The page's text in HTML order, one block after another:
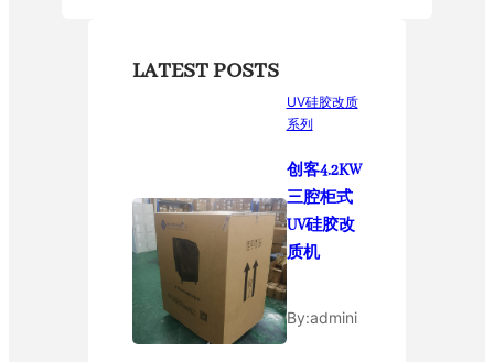
LATEST POSTS
UV硅胶改质
系列
创客4.2KW
三腔柜式
UV硅胶改
质机
By:admini